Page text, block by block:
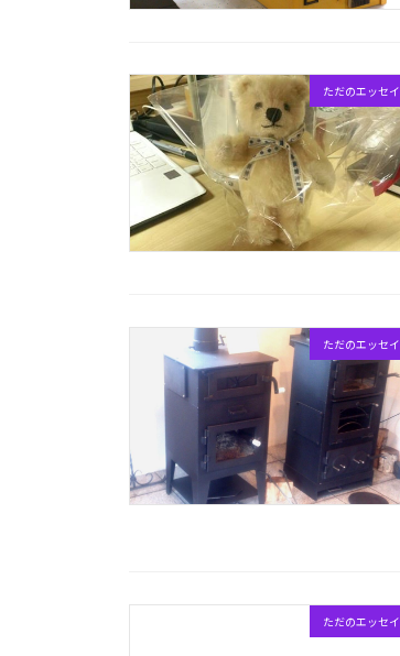
ただのエッセイ
ただのエッセイ
ただのエッセイ